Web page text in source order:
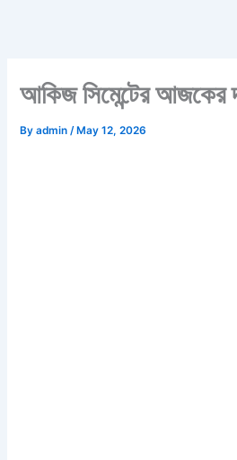
আকিজ সিমেন্টের আজকের
Byadmin/ May 12, 2026